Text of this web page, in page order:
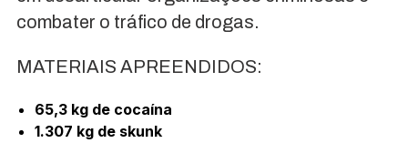
combater o tráfico de drogas.
MATERIAIS APREENDIDOS:
65,3 kg de cocaína
1.307 kg de skunk